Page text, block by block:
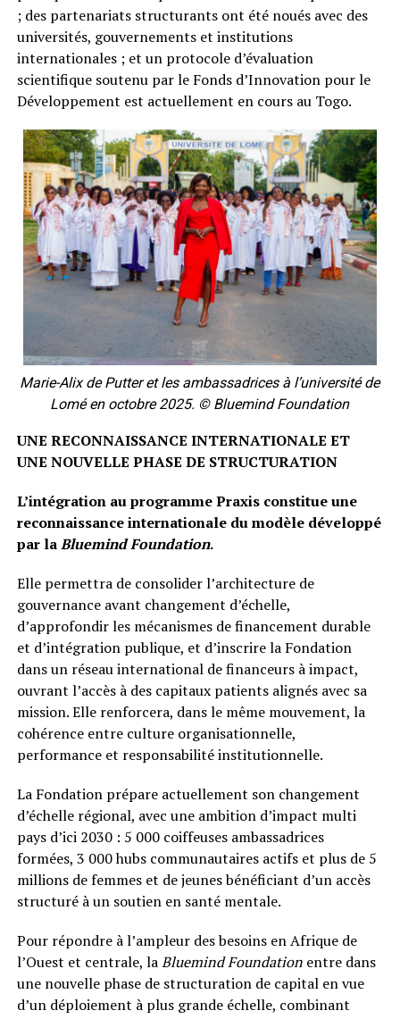
; des partenariats structurants ont été noués avec des
universités, gouvernements et institutions
internationales ; et un protocole d’évaluation
scientifique soutenu par le Fonds d’Innovation pour le
Développement est actuellement en cours au Togo.
Marie-Alix de Putter et les ambassadrices à l’université de
Lomé en octobre 2025. © Bluemind Foundation
UNE RECONNAISSANCE INTERNATIONALE ET
UNE NOUVELLE PHASE DE STRUCTURATION
L’intégration au programme Praxis constitue une
reconnaissance internationale du modèle développé
par laBluemind Foundation.
Elle permettra de consolider l’architecture de
gouvernance avant changement d’échelle,
d’approfondir les mécanismes de financement durable
et d’intégration publique, et d’inscrire la Fondation
dans un réseau international de financeurs à impact,
ouvrant l’accès à des capitaux patients alignés avec sa
mission. Elle renforcera, dans le même mouvement, la
cohérence entre culture organisationnelle,
performance et responsabilité institutionnelle.
La Fondation prépare actuellement son changement
d’échelle régional, avec une ambition d’impact multi
pays d’ici 2030 : 5 000 coiffeuses ambassadrices
formées, 3 000 hubs communautaires actifs et plus de 5
millions de femmes et de jeunes bénéficiant d’un accès
structuré à un soutien en santé mentale.
Pour répondre à l’ampleur des besoins en Afrique de
l’Ouest et centrale, laBluemind Foundationentre dans
une nouvelle phase de structuration de capital en vue
d’un déploiement à plus grande échelle, combinant